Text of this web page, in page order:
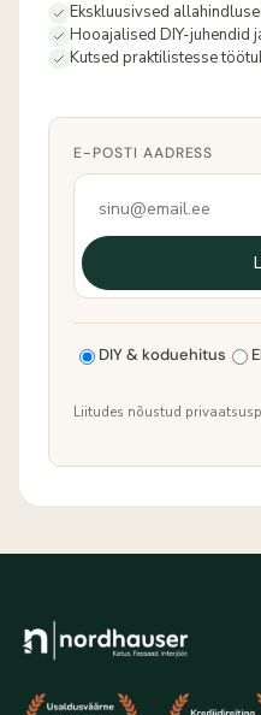
Ekskluusivsed
Hooajalised DIY-juhendid
Kutsed praktilistesse
E-POSTI AADRESS
DIY & koduehitus
Liitudes nõustud